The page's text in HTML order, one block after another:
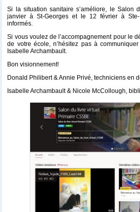
Si la situation sanitaire s’améliore, le Salon
janvier à St-Georges et le 12 février à
informés.
Si vous voulez de l’accompagnement pour le
de votre école, n’hésitez pas à
Isabelle Archambault.
Bon visionnement!
Donald Philibert & Annie Privé, techniciens en
Isabelle Archambault & Nicole McCollough,